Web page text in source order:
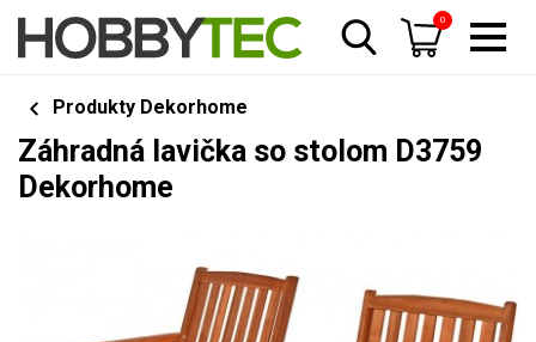
0
Produkty Dekorhome
Záhradná lavička so stolom D3759
Dekorhome